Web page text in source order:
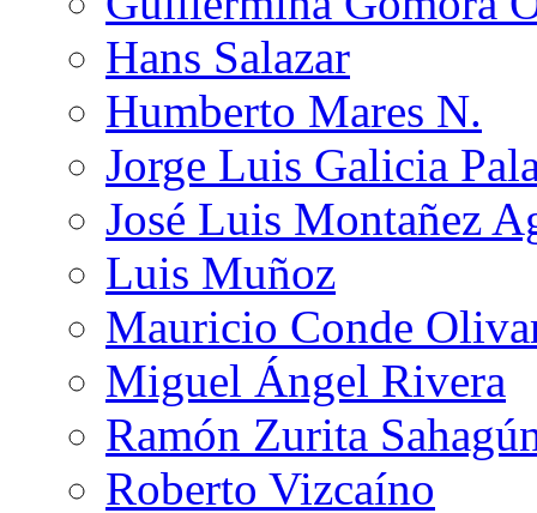
Hans Salazar
Humberto Mares N.
Jorge Luis Galicia
José Luis Montañez
Luis Muñoz
Mauricio Conde
Miguel Ángel Rivera
Ramón Zurita
Roberto Vizcaíno